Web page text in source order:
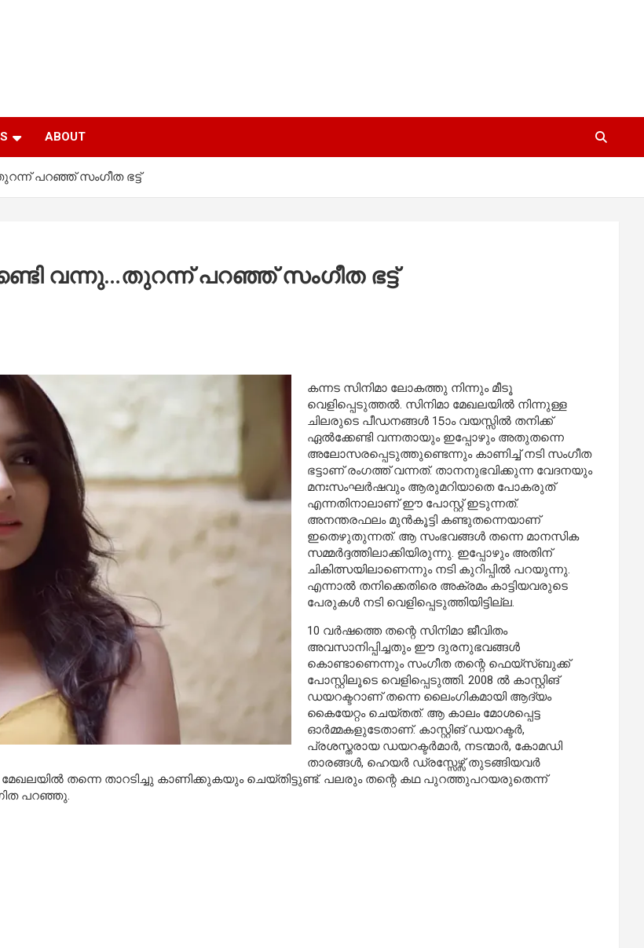
ABOUT
പറഞ്ഞ് സംഗീത ഭട്ട്
വന്നു…തുറന്ന് പറഞ്ഞ് സംഗീത ഭട്ട്
കന്നട സിനിമാ ലോകത്തു നിന്നും മീടൂ
വെളിപ്പെടുത്തല്‍. സിനിമാ മേഖലയില്‍ നിന്നുള്ള
ചിലരുടെ പീഡനങ്ങള്‍ 15ാം വയസ്സില്‍ തനിക്ക്
ഏല്‍ക്കേണ്ടി വന്നതായും ഇപ്പോഴും അതുതന്നെ
അലോസരപ്പെടുത്തുണ്ടെന്നും കാണിച്ച് നടി സംഗീത
ഭട്ടാണ് രംഗത്ത് വന്നത്. താനനുഭവിക്കുന്ന വേദനയും
മനഃസംഘര്‍ഷവും ആരുമറിയാതെ പോകരുത്
എന്നതിനാലാണ് ഈ പോസ്റ്റ് ഇടുന്നത്.
അനന്തരഫലം മുന്‍കൂട്ടി കണ്ടുതന്നെയാണ്
ഇതെഴുതുന്നത്. ആ സംഭവങ്ങള്‍ തന്നെ മാനസിക
സമ്മര്‍ദ്ദത്തിലാക്കിയിരുന്നു. ഇപ്പോഴും അതിന്
ചികിത്സയിലാണെന്നും നടി കുറിപ്പില്‍ പറയുന്നു.
എന്നാല്‍ തനിക്കെതിരെ അക്രമം കാട്ടിയവരുടെ
പേരുകള്‍ നടി വെളിപ്പെടുത്തിയിട്ടില്ല.
10 വര്‍ഷത്തെ തന്റെ സിനിമാ ജീവിതം
അവസാനിപ്പിച്ചതും ഈ ദുരനുഭവങ്ങള്‍
കൊണ്ടാണെന്നും സംഗീത തന്റെ ഫെയ്സ്ബുക്ക്
പോസ്റ്റിലൂടെ വെളിപ്പെടുത്തി. 2008 ല്‍ കാസ്റ്റിങ്
ഡയറക്ടറാണ് തന്നെ ലൈംഗികമായി ആദ്യം
കൈയേറ്റം ചെയ്തത്. ആ കാലം മോശപ്പെട്ട
ഓര്‍മ്മകളുടേതാണ്. കാസ്റ്റിങ് ഡയറക്ടര്‍,
പ്രശസ്തരായ ഡയറക്ടര്‍മാര്‍, നടന്മാര്‍, കോമഡി
താരങ്ങള്‍, ഹെയര്‍ ഡ്രസ്സേഴ്സ് തുടങ്ങിയവര്‍
തന്നെ താറടിച്ചു കാണിക്കുകയും ചെയ്തിട്ടുണ്ട്. പലരും തന്റെ കഥ പുറത്തുപറയരുതെന്ന്
പറഞ്ഞു.